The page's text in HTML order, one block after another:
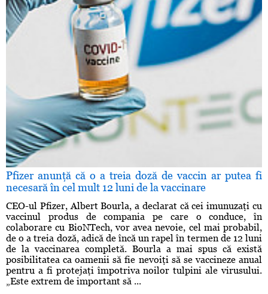
Pfizer anunţă că o a treia doză de vaccin ar putea fi
necesară în cel mult 12 luni de la vaccinare
CEO-ul Pfizer, Albert Bourla, a declarat că cei imunuzaţi cu
vaccinul produs de compania pe care o conduce, în
colaborare cu BioNTech, vor avea nevoie, cel mai probabil,
de o a treia doză, adică de încă un rapel în termen de 12 luni
de la vaccinarea completă. Bourla a mai spus că există
posibilitatea ca oamenii să fie nevoiţi să se vaccineze anual
pentru a fi protejaţi împotriva noilor tulpini ale virusului.
„Este extrem de important să ...